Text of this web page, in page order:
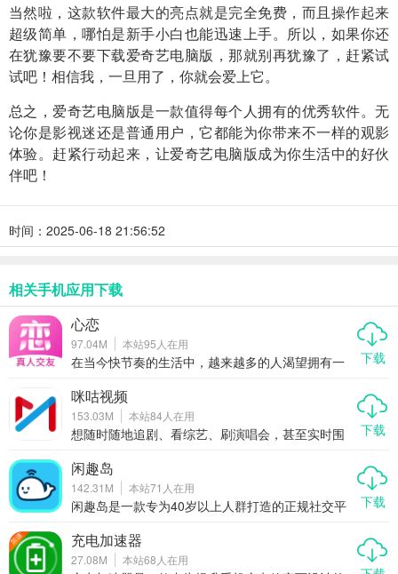
当然啦，这款软件最大的亮点就是完全免费，而且操作起来
超级简单，哪怕是新手小白也能迅速上手。所以，如果你还
在犹豫要不要下载爱奇艺电脑版，那就别再犹豫了，赶紧试
试吧！相信我，一旦用了，你就会爱上它。
总之，爱奇艺电脑版是一款值得每个人拥有的优秀软件。无
论你是影视迷还是普通用户，它都能为你带来不一样的观影
体验。赶紧行动起来，让爱奇艺电脑版成为你生活中的好伙
伴吧！
时间：2025-06-18 21:56:52
相关手机应用下载
心恋
97.04M 本站95 人在用
在当今快节奏的生活中，越来越多的人渴望拥有一
个对的人。心恋作为一款专注于打造真实、安全、
有趣交友体验的社交APP，正逐渐成为单身人群心
中的“恋爱加速器”。它不仅提供视频、语音、文字等
多种互动方式，还通过真人认证、智能匹配、动态
分享等功能，让缘分更自然地发生。今天我们就来
聊聊，为什么心恋能成为你脱单路上的贴心助手。
下载
咪咕视频
153.03M 本站84 人在用
想随时随地追剧、看综艺、刷演唱会，甚至实时围
绝对是你的手机里不能少的一款全能型视频APP。
它不只是一个简单的播放器，更像是一个集影视、
体育、综艺、直播于一体的移动娱乐中心。无论你
是剧迷、球迷，还是爱追星的粉丝党，咪咕视频都
能满足你对“好看”的所有想象。今天我们就来好好聊
聊，为什么这款APP能成为越来越多人的追剧看赛
首选。
下载
闲趣岛
142.31M 本站71 人在用
闲趣岛是一款专为40岁以上人群打造的正规社交平
的交友环境。无论你是想找志同道合的朋友一起线
下聚会，还是单身想寻找另一半，亦或是只是想找
人聊聊天、唱唱歌、打发时间，闲趣岛都能满足你
下载
充电加速器
27.08M 本站68 人在用